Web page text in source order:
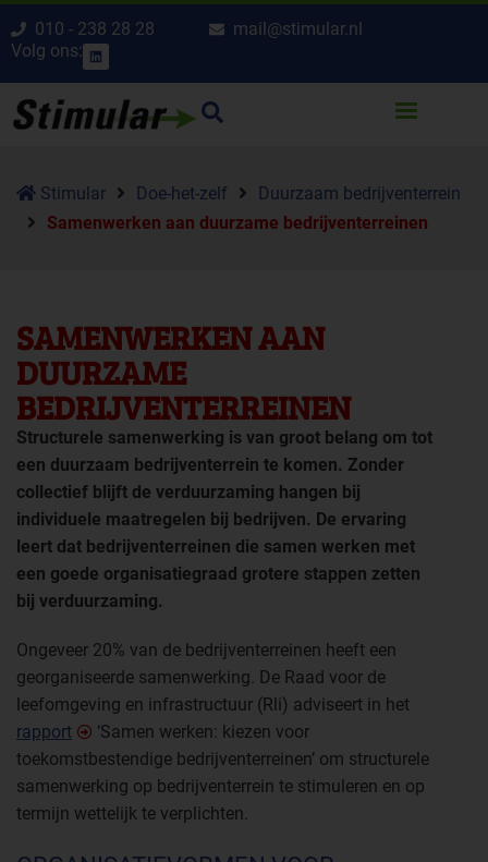
010 - 238 28 28
mail@stimular.nl
Volg ons:
Stimular Doe-het-zelf
Duurzaam bedrijventerrein
Samenwerken aan duurzame bedrijventerreinen
SAMENWERKEN AAN
DUURZAME
BEDRIJVENTERREINEN
Structurele samenwerking is van groot belang om tot
een duurzaam bedrijventerrein te komen. Zonder
collectief blijft de verduurzaming hangen bij
individuele maatregelen bij bedrijven. De ervaring
leert dat bedrijventerreinen die samen werken met
een goede organisatiegraad grotere stappen zetten
bij verduurzaming.
Ongeveer 20% van de bedrijventerreinen heeft een
georganiseerde samenwerking. De Raad voor de
leefomgeving en infrastructuur (Rli) adviseert in het
rapport
‘Samen werken: kiezen voor
toekomstbestendige bedrijventerreinen’ om structurele
samenwerking op bedrijventerrein te stimuleren en op
termijn wettelijk te verplichten.